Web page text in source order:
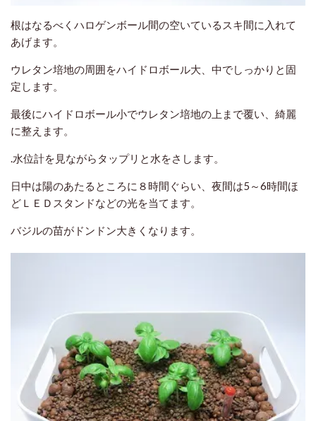
根はなるべくハロゲンボール間の空いているスキ間に入れて
あげます。
ウレタン培地の周囲をハイドロボール大、中でしっかりと固
定します。
最後にハイドロボール小でウレタン培地の上まで覆い、綺麗
に整えます。
.水位計を見ながらタップリと水をさします。
日中は陽のあたるところに８時間ぐらい、夜間は5～6時間ほ
どＬＥＤスタンドなどの光を当てます。
バジルの苗がドンドン大きくなります。